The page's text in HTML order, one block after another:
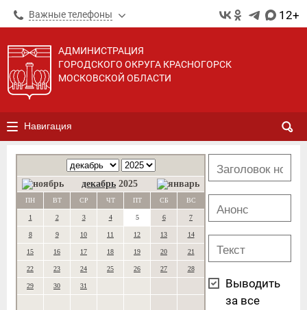
Важные телефоны 12+
АДМИНИСТРАЦИЯ
ГОРОДСКОГО ОКРУГА КРАСНОГОРСК
МОСКОВСКОЙ ОБЛАСТИ
Навигация
декабрь 2025
ПН ВТ СР ЧТ ПТ СБ ВС
1 2 3 4 5 6 7
8 9 10 11 12 13 14
15 16 17 18 19 20 21
22 23 24 25 26 27 28
29 30 31
Выводить
за все